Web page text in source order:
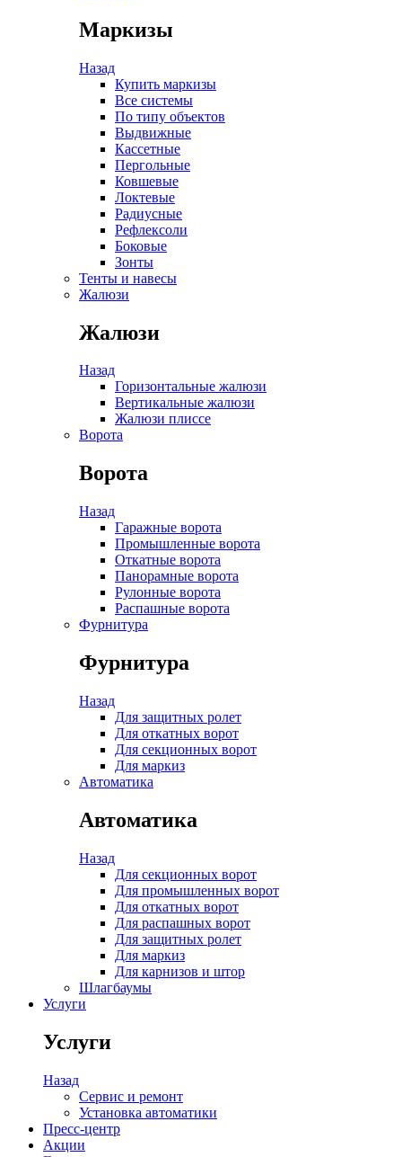
Маркизы
Назад
Купить маркизы
Все системы
По типу объектов
Выдвижные
Кассетные
Пергольные
Ковшевые
Локтевые
Радиусные
Рефлексоли
Боковые
Зонты
Тенты и навесы
Жалюзи
Жалюзи
Назад
Горизонтальные жалюзи
Вертикальные жалюзи
Жалюзи плиссе
Ворота
Ворота
Назад
Гаражные ворота
Промышленные ворота
Откатные ворота
Панорамные ворота
Рулонные ворота
Распашные ворота
Фурнитура
Фурнитура
Назад
Для защитных ролет
Для откатных ворот
Для секционных ворот
Для маркиз
Автоматика
Автоматика
Назад
Для секционных ворот
Для промышленных ворот
Для откатных ворот
Для распашных ворот
Для защитных ролет
Для маркиз
Для карнизов и штор
Шлагбаумы
Услуги
Услуги
Назад
Сервис и ремонт
Установка автоматики
Пресс-центр
Акции